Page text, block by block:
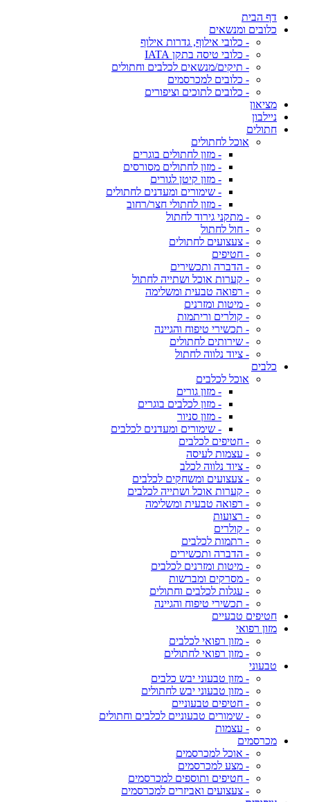
דף הבית
כלובים ומנשאים
- כלובי אילוף, גדרות אילוף
- כלובי טיסה בתקן IATA
- תיקים/מנשאים לכלבים וחתולים
- כלובים למכרסמים
- כלובים לתוכים וציפורים
מציאון
ניילבון
חתולים
אוכל לחתולים
- מזון לחתולים בוגרים
- מזון לחתולים מסורסים
- מזון קיטן לגורים
- שימורים ומעדנים לחתולים
- מזון לחתולי חצר/רחוב
- מתקני גירוד לחתול
- חול לחתול
- צעצועים לחתולים
- חטיפים
- הדברה ותכשירים
- קערות אוכל ושתייה לחתול
- רפואה טבעית ומשלימה
- מיטות ומזרנים
- קולרים וריתמות
- תכשירי טיפוח והגיינה
- שירותים לחתולים
- ציוד נלווה לחתול
כלבים
אוכל לכלבים
- מזון גורים
- מזון לכלבים בוגרים
- מזון סניור
- שימורים ומעדנים לכלבים
- חטיפים לכלבים
- עצמות לעיסה
- ציוד נלווה לכלב
- צעצועים ומשחקים לכלבים
- קערות אוכל ושתייה לכלבים
- רפואה טבעית ומשלימה
- רצועות
- קולרים
- רתמות לכלבים
- הדברה ותכשירים
- מיטות ומזרנים לכלבים
- מסרקים ומברשות
- עגלות לכלבים וחתולים
- תכשירי טיפוח והגיינה
חטיפים טבעיים
מזון רפואי
- מזון רפואי לכלבים
- מזון רפואי לחתולים
טבעוני
- מזון טבעוני יבש כלבים
- מזון טבעוני יבש לחתולים
- חטיפים טבעוניים
- שימורים טבעוניים לכלבים וחתולים
- עצמות
מכרסמים
- אוכל למכרסמים
- מצע למכרסמים
- חטיפים ותוספים למכרסמים
- צעצועים ואביזרים למכרסמים